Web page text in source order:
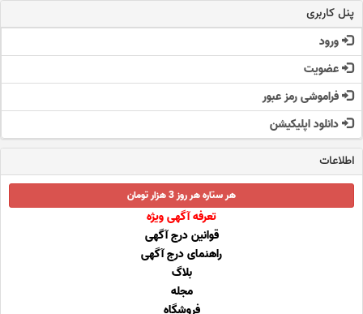
پنل کاربری
ورود
عضویت
فراموشی رمز عبور
دانلود اپلیکیشن
اطلاعات
هر ستاره هر روز 3 هزار تومان
تعرفه آگهی ویژه
قوانین درج آگهی
راهنمای درج آگهی
بلاگ
مجله